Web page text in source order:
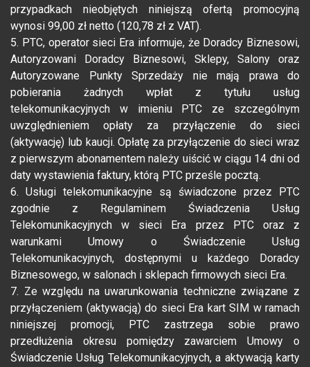
przypadkach nieobjętych niniejszą ofertą promocyjną
wynosi 99,00 zł netto (120,78 zł z VAT).
5. PTC, operator sieci Era informuje, że Doradcy Biznesowi,
Autoryzowani Doradcy Biznesowi, Sklepy, Salony oraz
Autoryzowane Punkty Sprzedaży nie mają prawa do
pobierania żadnych wpłat z tytułu usług
telekomunikacyjnych w imieniu PTC ze szczególnym
uwzględnieniem opłaty za przyłączenie do sieci
(aktywację) lub kaucji. Opłatę za przyłączenie do sieci wraz
z pierwszym abonamentem należy uiścić w ciągu 14 dni od
daty wystawienia faktury, którą PTC prześle pocztą.
6. Usługi telekomunikacyjne są świadczone przez PTC
zgodnie z Regulaminem Świadczenia Usług
Telekomunikacyjnych w sieci Era przez PTC oraz z
warunkami Umowy o Świadczenie Usług
Telekomunikacyjnych, dostępnymi u każdego Doradcy
Biznesowego, w salonach i sklepach firmowych sieci Era.
7. Ze względu na uwarunkowania techniczne związane z
przyłączeniem (aktywacją) do sieci Era kart SIM w ramach
niniejszej promocji, PTC zastrzega sobie prawo
przedłużenia okresu pomiędzy zawarciem Umowy o
Świadczenie Usług Telekomunikacyjnych, a aktywacją karty